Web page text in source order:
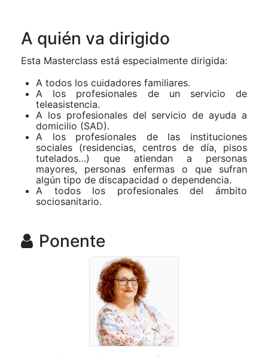
A quién va dirigido
Esta Masterclass está especialmente dirigida:
A todos los cuidadores familiares.
A los profesionales de un servicio de
teleasistencia.
A los profesionales del servicio de ayuda a
domicilio (SAD).
A los profesionales de las instituciones
sociales (residencias, centros de día, pisos
tutelados…) que atiendan a personas
mayores, personas enfermas o que sufran
algún tipo de discapacidad o dependencia.
A todos los profesionales del ámbito
sociosanitario.
Ponente